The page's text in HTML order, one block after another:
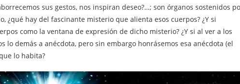
sus gestos, nos inspiran deseo?…; son órganos sostenidos
¿qué hay del fascinante misterio que alienta esos cuerpos? ¿Y si
como la ventana de expresión de dicho misterio? ¿Y si al ver a los
lo demás a anécdota, pero sin embargo honrásemos esa anécdota (el
lo habita?